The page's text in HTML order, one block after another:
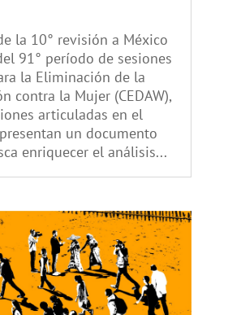
la 10° revisión a México
91° período de sesiones
la Eliminación de la
contra la Mujer (CEDAW),
articuladas en el
un documento
enriquecer el análisis...